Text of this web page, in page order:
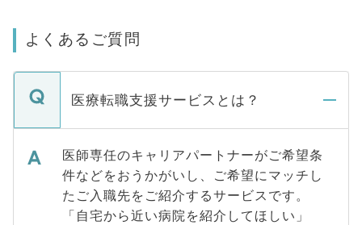
よくあるご質問
医療転職支援サービスとは？
医師専任のキャリアパートナーがご希望条
件などをおうかがいし、ご希望にマッチし
たご入職先をご紹介するサービスです。
「自宅から近い病院を紹介してほしい」